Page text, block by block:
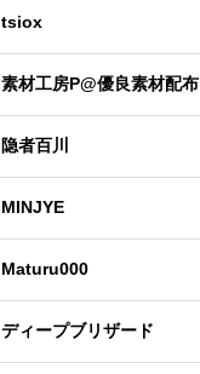
tsiox
素材工房P@優良素材配布
隐者百川
MINJYE
Maturu000
ディープブリザード